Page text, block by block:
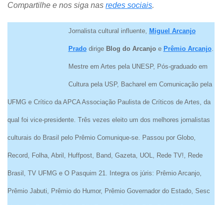
Compartilhe e nos siga nas redes sociais.
Jornalista cultural influente, Miguel Arcanjo
Pradodirige Blog do Arcanjoe Prêmio Arcanjo.
Mestre em Artes pela UNESP, Pós-graduado em
Cultura pela USP, Bacharel em Comunicação pela
UFMG e Crítico da APCA Associação Paulista de Críticos de Artes, da
qual foi vice-presidente. Três vezes eleito um dos melhores jornalistas
culturais do Brasil pelo Prêmio Comunique-se. Passou por Globo,
Record, Folha, Abril, Huffpost, Band, Gazeta, UOL, Rede TV!, Rede
Brasil, TV UFMG e O Pasquim 21. Integra os júris: Prêmio Arcanjo,
Prêmio Jabuti, Prêmio do Humor, Prêmio Governador do Estado, Sesc